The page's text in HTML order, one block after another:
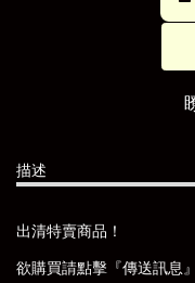
描述
出清特賣商品！
欲購買請點擊『傳送訊息